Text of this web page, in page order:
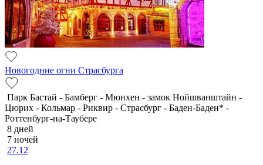
Новогодние огни Страсбурга
Парк Бастай - Бамберг - Мюнхен - замок Нойшванштайн -
Цюрих - Кольмар - Риквир - Страсбург - Баден-Баден* -
Роттенбург-на-Таубере
8 дней
7 ночей
27.12